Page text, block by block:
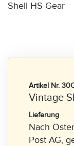
Shell HS Gear
Artikel Nr.
Vintage
Lieferung
Nach
Post AG,